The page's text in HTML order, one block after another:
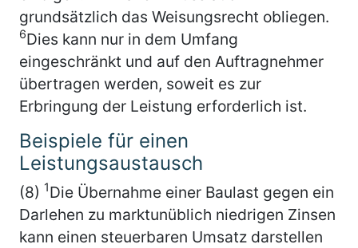
grundsätzlich das Weisungsrecht obliegen.
6Dies kann nur in dem Umfang
eingeschränkt und auf den Auftragnehmer
übertragen werden, soweit es zur
Erbringung der Leistung erforderlich ist.
Beispiele für einen
Leistungsaustausch
(8) 1Die Übernahme einer Baulast gegen ein
Darlehen zu marktunüblich niedrigen Zinsen
kann einen steuerbaren Umsatz darstellen